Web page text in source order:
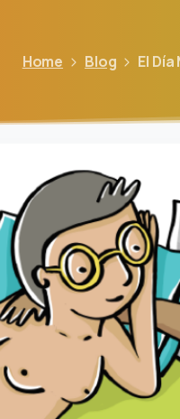
Home Blog El